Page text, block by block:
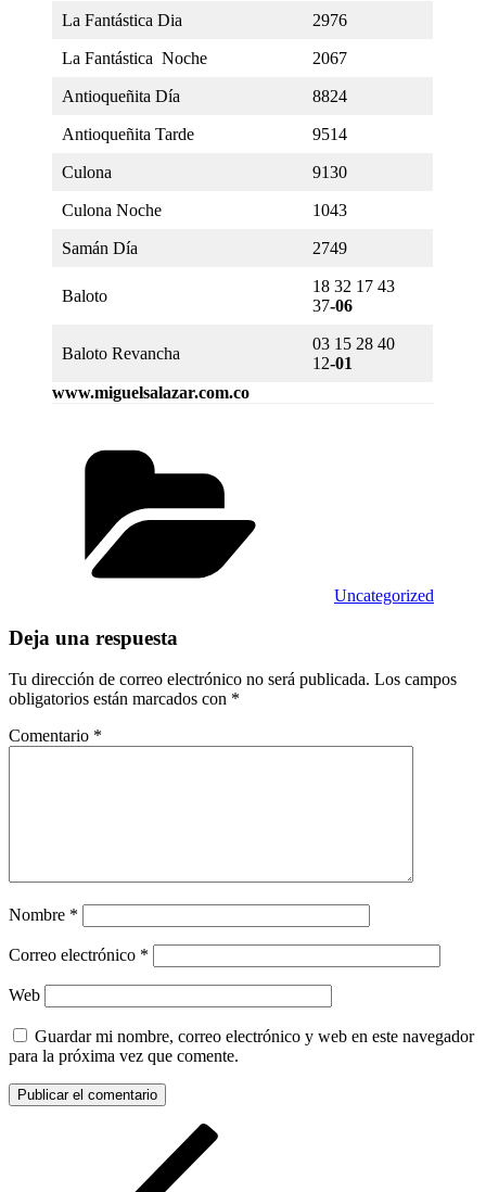
La Fantástica Dia 2976
La Fantástica Noche 2067
Antioqueñita Día 8824
Antioqueñita Tarde 9514
Culona 9130
Culona Noche 1043
Samán Día 2749
Baloto
18 32 17 43
37-06
Baloto Revancha
03 15 28 40
12-01
www.miguelsalazar.com.co
Uncategorized
Deja una respuesta
Tu dirección de correo electrónico no será publicada. Los campos
obligatorios están marcados con *
Comentario *
Nombre *
Correo electrónico *
Web
Guardar mi nombre, correo electrónico y web en este navegador
para la próxima vez que comente.